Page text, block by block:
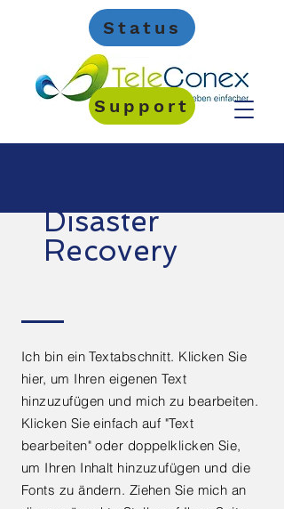
Support
Status
Disaster
Recovery
Ich bin ein Textabschnitt. Klicken Sie
hier, um Ihren eigenen Text
hinzuzufügen und mich zu bearbeiten.
Klicken Sie einfach auf "Text
bearbeiten" oder doppelklicken Sie,
um Ihren Inhalt hinzuzufügen und die
Fonts zu ändern. Ziehen Sie mich an